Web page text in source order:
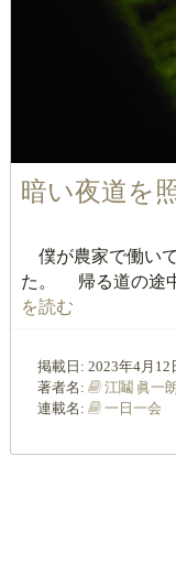
暗い夜道を
僕が農家で働い
た。 帰る道の途
を読む
掲載日: 2023年4月12
著者名:
江鬮 眞一
連載名:
一日一会